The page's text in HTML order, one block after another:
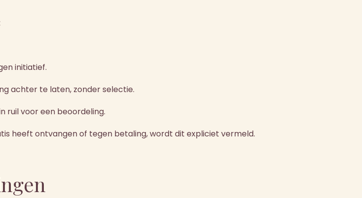
initiatief.
achter te laten, zonder selectie.
ruil voor een beoordeling.
heeft ontvangen of tegen betaling, wordt dit expliciet vermeld.